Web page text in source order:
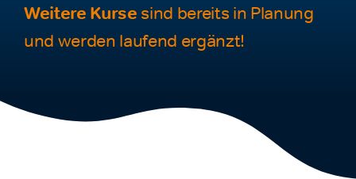
Weitere Kurse sind bereits in Planung
und werden laufend ergänzt!